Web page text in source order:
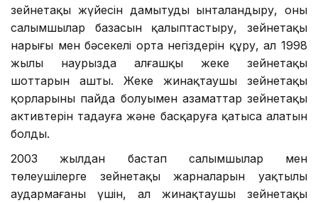
зейнетақы жүйесін дамытуды ынталандыру, оның
салымшылар базасын қалыптастыру, зейнетақы
нарығы мен бәсекелі орта негіздерін құру, ал 1998
жылы наурызда алғашқы жеке зейнетақы
шоттарын ашты. Жеке жинақтаушы зейнетақы
қорларының пайда болуымен азаматтар зейнетақы
активтерін таңдауға және басқаруға қатыса алатын
болды.
2003 жылдан бастап салымшылар мен
төлеушілерге зейнетақы жарналарын уақтылы
аудармағаны үшін, ал жинақтаушы зейнетақы